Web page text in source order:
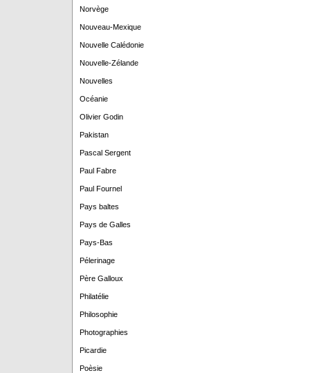
Norvège
Nouveau-Mexique
Nouvelle Calédonie
Nouvelle-Zélande
Nouvelles
Océanie
Olivier Godin
Pakistan
Pascal Sergent
Paul Fabre
Paul Fournel
Pays baltes
Pays de Galles
Pays-Bas
Pélerinage
Père Galloux
Philatélie
Philosophie
Photographies
Picardie
Poèsie